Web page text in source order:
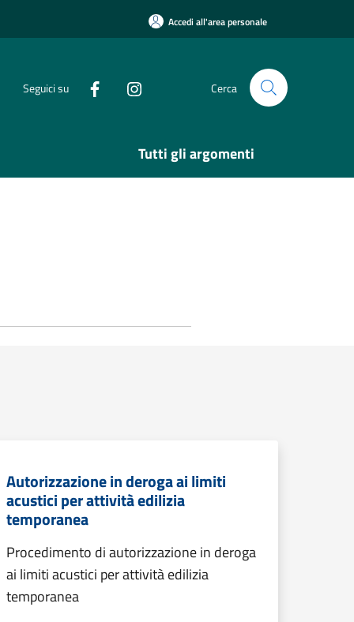
Accedi all'area personale
Seguici su Cerca
Tutti gli argomenti
Autorizzazione in deroga ai limiti
acustici per attività edilizia
temporanea
Procedimento di autorizzazione in deroga
ai limiti acustici per attività edilizia
temporanea